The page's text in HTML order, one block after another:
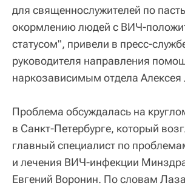
для священнослужителей по
окормлению людей с ВИЧ-
статусом", привели в пресс-
руководителя направления
наркозависимым отдела Алексея
Проблема обсуждалась на
в Санкт-Петербурге, который
главный специалист по
и лечения ВИЧ-инфекции
Евгений Воронин. По словам